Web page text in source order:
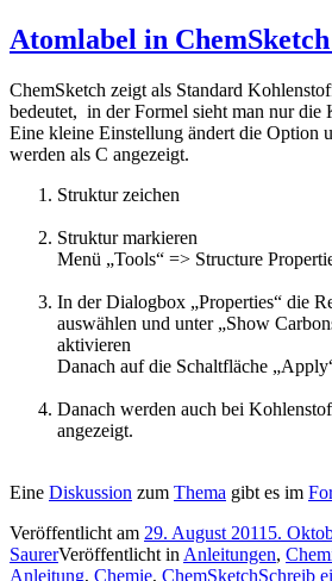
Atomlabel in
ChemSketch zeigt als Standard
bedeutet, in der Formel sieht man nur die
Eine kleine Einstellung ändert die Option
werden als C angezeigt.
Struktur zeichen
Struktur markieren
Menü „Tools“ => Structure
In der Dialogbox „Properties“ die
auswählen und unter „Show
aktivieren
Danach auf die Schaltfläche
Danach werden auch bei
angezeigt.
Eine Diskussion zum Thema gibt es im
Veröffentlicht am 29. August 2011 5.
SaurerVeröffentlicht in Anleitungen,
Anleitung, Chemie, ChemSketchSchreib